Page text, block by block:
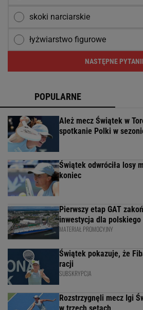
skoki narciarskie
łyżwiarstwo figurowe
NASTĘPNE
POPULARNE
Ależ mecz Świątek w
spotkanie Polki w
Świątek odwróciła losy
koniec
Pierwszy etap GAT
inwestycja dla polskiego
MATERIAŁ PROMOCYJNY
Świątek pokazuje, że
racji
SUBSKRYPCJA
Rozstrzygnęli mecz Igi